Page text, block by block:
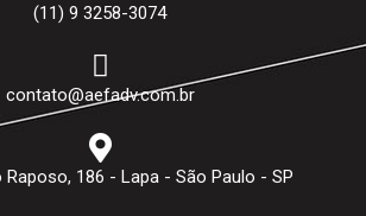
(11) 9 3258-3074
contato@aefadv.com.br
Raposo, 186 - Lapa - São Paulo - SP